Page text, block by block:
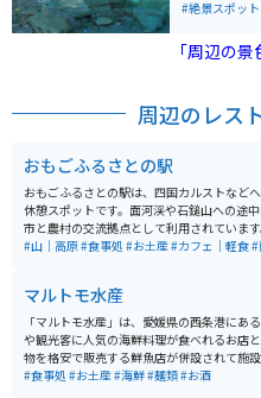
弘法大師空
います。山そ
されたとされています。 毎年7月
には「石鎚山
登山者が訪
の山は西条
レッキング
利用されてい
して知られて
#絶景スポット
「周辺の
周辺のレス
おもごふるさとの駅
おもごふるさとの駅は、四国カルストなど
休憩スポットです。面河渓や石鎚山への途
市と農村の交流拠点として利用されていま
は、川魚の塩焼き、手作りまんじゅう、おも
ることをオススメします。 営業時間は8時30分から15時
までで、土日祝日は17時まで延長されるこ
す。定休日は火曜日ですが、祝日の場合は
なります。12月から3月までは冬季休業とな
で、訪問の際は事前に確認することをおすす
駐車場は100台分完備されており、アクセス
#山｜高原#食事処 #お土産#カフェ｜軽食#
マルトモ水産
「マルトモ水産」は、愛媛県の西条港にあ
や観光客に人気の海鮮料理が食べれるお店
物を格安で販売する鮮魚店が併設されて施
のおすすめはなんといっても海鮮丼で、多く
#食事処 #お土産#海鮮#麺類#お酒